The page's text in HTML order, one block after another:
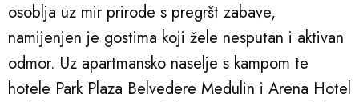
osoblja uz mir prirode s pregršt zabave,
namijenjen je gostima koji žele nesputan i aktivan
odmor. Uz apartmansko naselje s kampom te
hotele Park Plaza Belvedere Medulin i Arena Hotel